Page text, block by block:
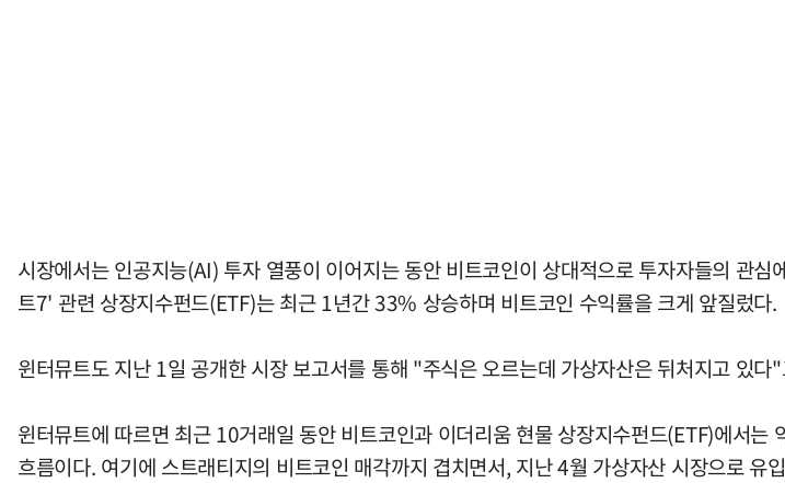
시장에서는 인공지능(AI) 투자 열풍이 이어지는 동안 비트코인이 상대적으로 투자자들의 관
트7' 관련 상장지수펀드(ETF)는 최근 1년간 33% 상승하며 비트코인 수익률을 크게 앞질렀다.
윈터뮤트도 지난 1일 공개한 시장 보고서를 통해 "주식은 오르는데 가상자산은 뒤처지고 있다
윈터뮤트에 따르면 최근 10거래일 동안 비트코인과 이더리움 현물 상장지수펀드(ETF)에서
흐름이다. 여기에 스트래티지의 비트코인 매각까지 겹치면서, 지난 4월 가상자산 시장으로